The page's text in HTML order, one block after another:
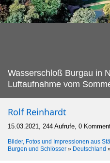
Wasserschloß Burgau in
Luftaufnahme vom
Rolf Reinhardt
15.03.2021, 244 Aufrufe, 0
Bilder, Fotos und Impressionen aus
Burgen und Schlösser » Deutschland